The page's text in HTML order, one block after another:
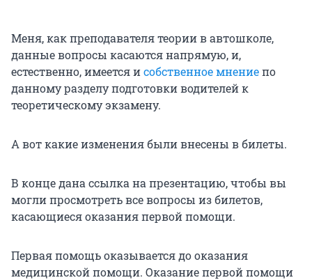
Меня, как преподавателя теории в автошколе,
данные вопросы касаются напрямую, и,
естественно, имеется исобственное мнениепо
данному разделу подготовки водителей к
теоретическому экзамену.
А вот какие изменения были внесены в билеты.
В конце дана ссылка на презентацию, чтобы вы
могли просмотреть все вопросы из билетов,
касающиеся оказания первой помощи.
Первая помощь оказывается до оказания
медицинской помощи. Оказание первой помощи